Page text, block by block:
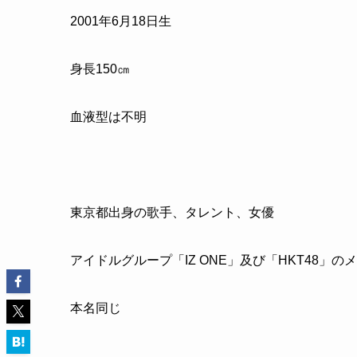
2001年6月18日生
身長150㎝
血液型は不明
東京都出身の歌手、タレント、女優
アイドルグループ「IZ ONE」及び「HKT48」の
本名同じ